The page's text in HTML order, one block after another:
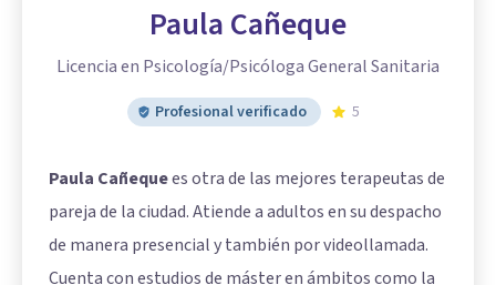
Paula Cañeque
Licencia en Psicología/Psicóloga General Sanitaria
Profesional verificado 5
Paula Cañequees otra de las mejores terapeutas de
pareja de la ciudad. Atiende a adultos en su despacho
de manera presencial y también por videollamada.
Cuenta con estudios de máster en ámbitos como la